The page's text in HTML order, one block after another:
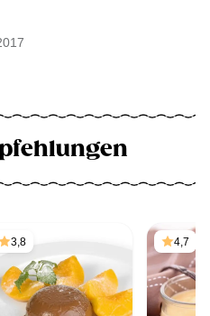
3,8 4,7